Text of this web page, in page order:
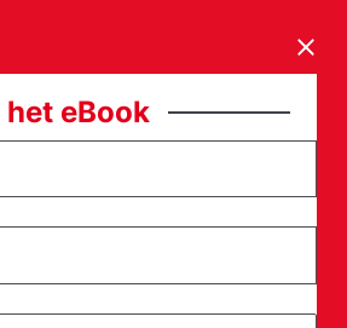
het eBook